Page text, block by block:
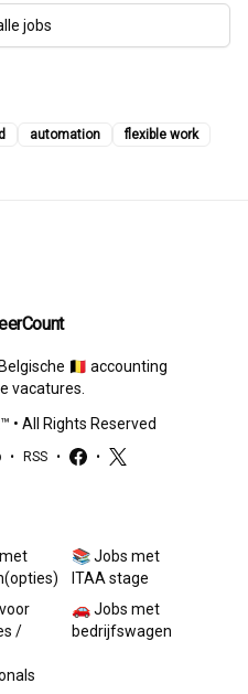
jobs
automation flexible work
🇧🇪 accounting
vacatures.
™ • All Rights Reserved
• RSS • •
📚 Jobs met
ITAA stage
/
🚗 Jobs met
bedrijfswagen